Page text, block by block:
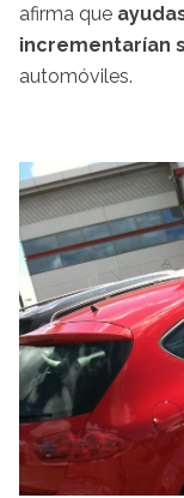
afirma que
incrementarían
automóviles.